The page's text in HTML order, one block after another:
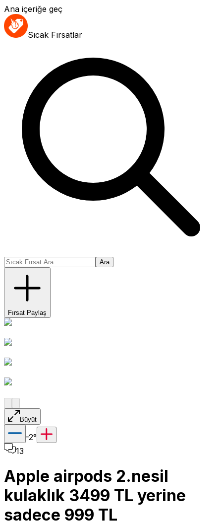
Ana içeriğe geç
Sıcak Fırsatlar
Ara
Fırsat Paylaş
Büyüt
-2°
13
Apple airpods 2.nesil
kulaklık 3499 TL yerine
sadece 999 TL